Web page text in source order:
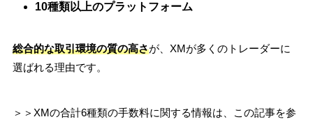
10種類以上のプラットフォーム
総合的な取引環境の質の高さが、XMが多くのトレーダーに
選ばれる理由です。
＞＞XMの合計6種類の手数料に関する情報は、この記事を参